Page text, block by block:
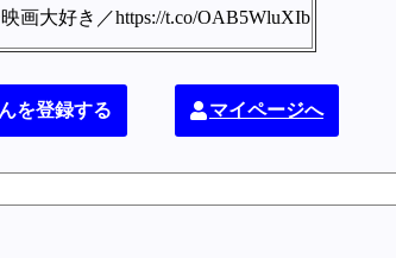
画大好き／https://t.co/OAB5WluXIb
を登録する マイページへ